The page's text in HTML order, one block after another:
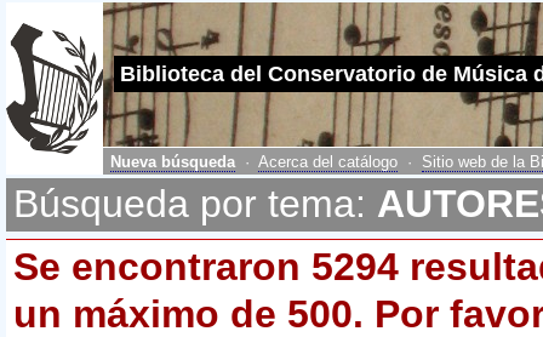
Biblioteca del Conservatorio de Música
Nueva búsqueda ·Acerca del catálogo · Sitio web de la
Búsqueda por tema:
Se encontraron 5294
un máximo de 500. Por